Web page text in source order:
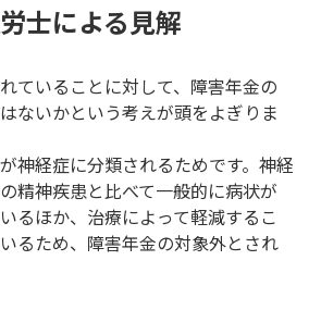
士による見解
ていることに対して、障害年金の
ないかという考えが頭をよぎりま
神経症に分類されるためです。神経
精神疾患と比べて一般的に病状が
るほか、治療によって軽減するこ
るため、障害年金の対象外とされ